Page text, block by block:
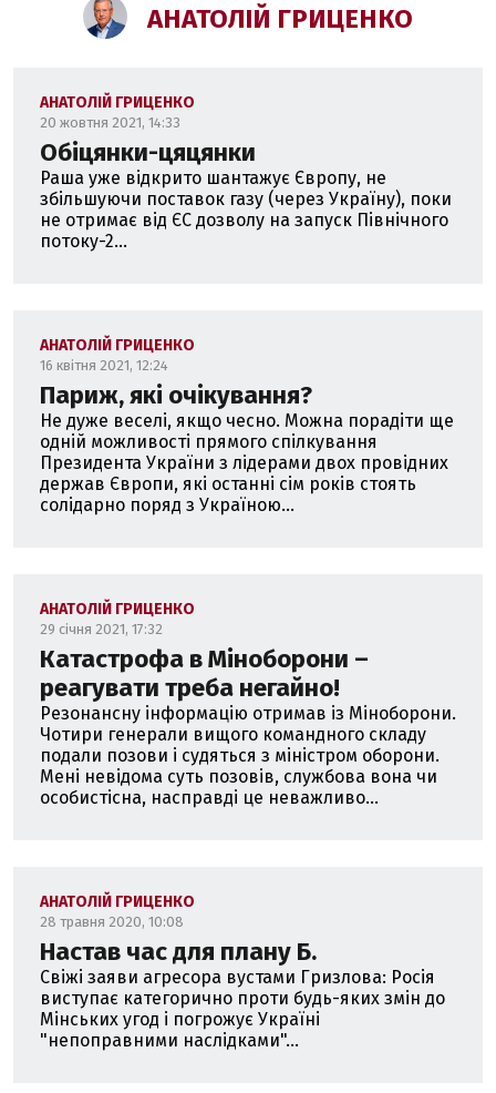
АНАТОЛІЙ ГРИЦЕНКО
АНАТОЛІЙ ГРИЦЕНКО
20 жовтня 2021, 14:33
Обіцянки-цяцянки
Раша уже відкрито шантажує Європу, не
збільшуючи поставок газу (через Україну), поки
не отримає від ЄС дозволу на запуск Північного
потоку-2...
АНАТОЛІЙ ГРИЦЕНКО
16 квітня 2021, 12:24
Париж, які очікування?
Не дуже веселі, якщо чесно. Можна порадіти ще
одній можливості прямого спілкування
Президента України з лідерами двох провідних
держав Європи, які останні сім років стоять
солідарно поряд з Україною...
АНАТОЛІЙ ГРИЦЕНКО
29 січня 2021, 17:32
Катастрофа в Міноборони –
реагувати треба негайно!
Резонансну інформацію отримав із Міноборони.
Чотири генерали вищого командного складу
подали позови і судяться з міністром оборони.
Мені невідома суть позовів, службова вона чи
особистісна, насправді це неважливо...
АНАТОЛІЙ ГРИЦЕНКО
28 травня 2020, 10:08
Настав час для плану Б.
Свіжі заяви агресора вустами Гризлова: Росія
виступає категорично проти будь-яких змін до
Мінських угод і погрожує Україні
"непоправними наслідками"...